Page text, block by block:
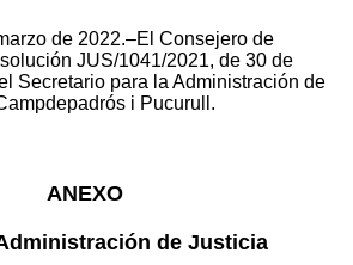
de 2022.–El Consejero de
JUS/1041/2021, de 30 de
Secretario para la Administración de
i Pucurull.
ANEXO
de Justicia